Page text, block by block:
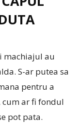
machiajul au
S-ar putea sa
pentru a
ar fi fondul
pot pata.